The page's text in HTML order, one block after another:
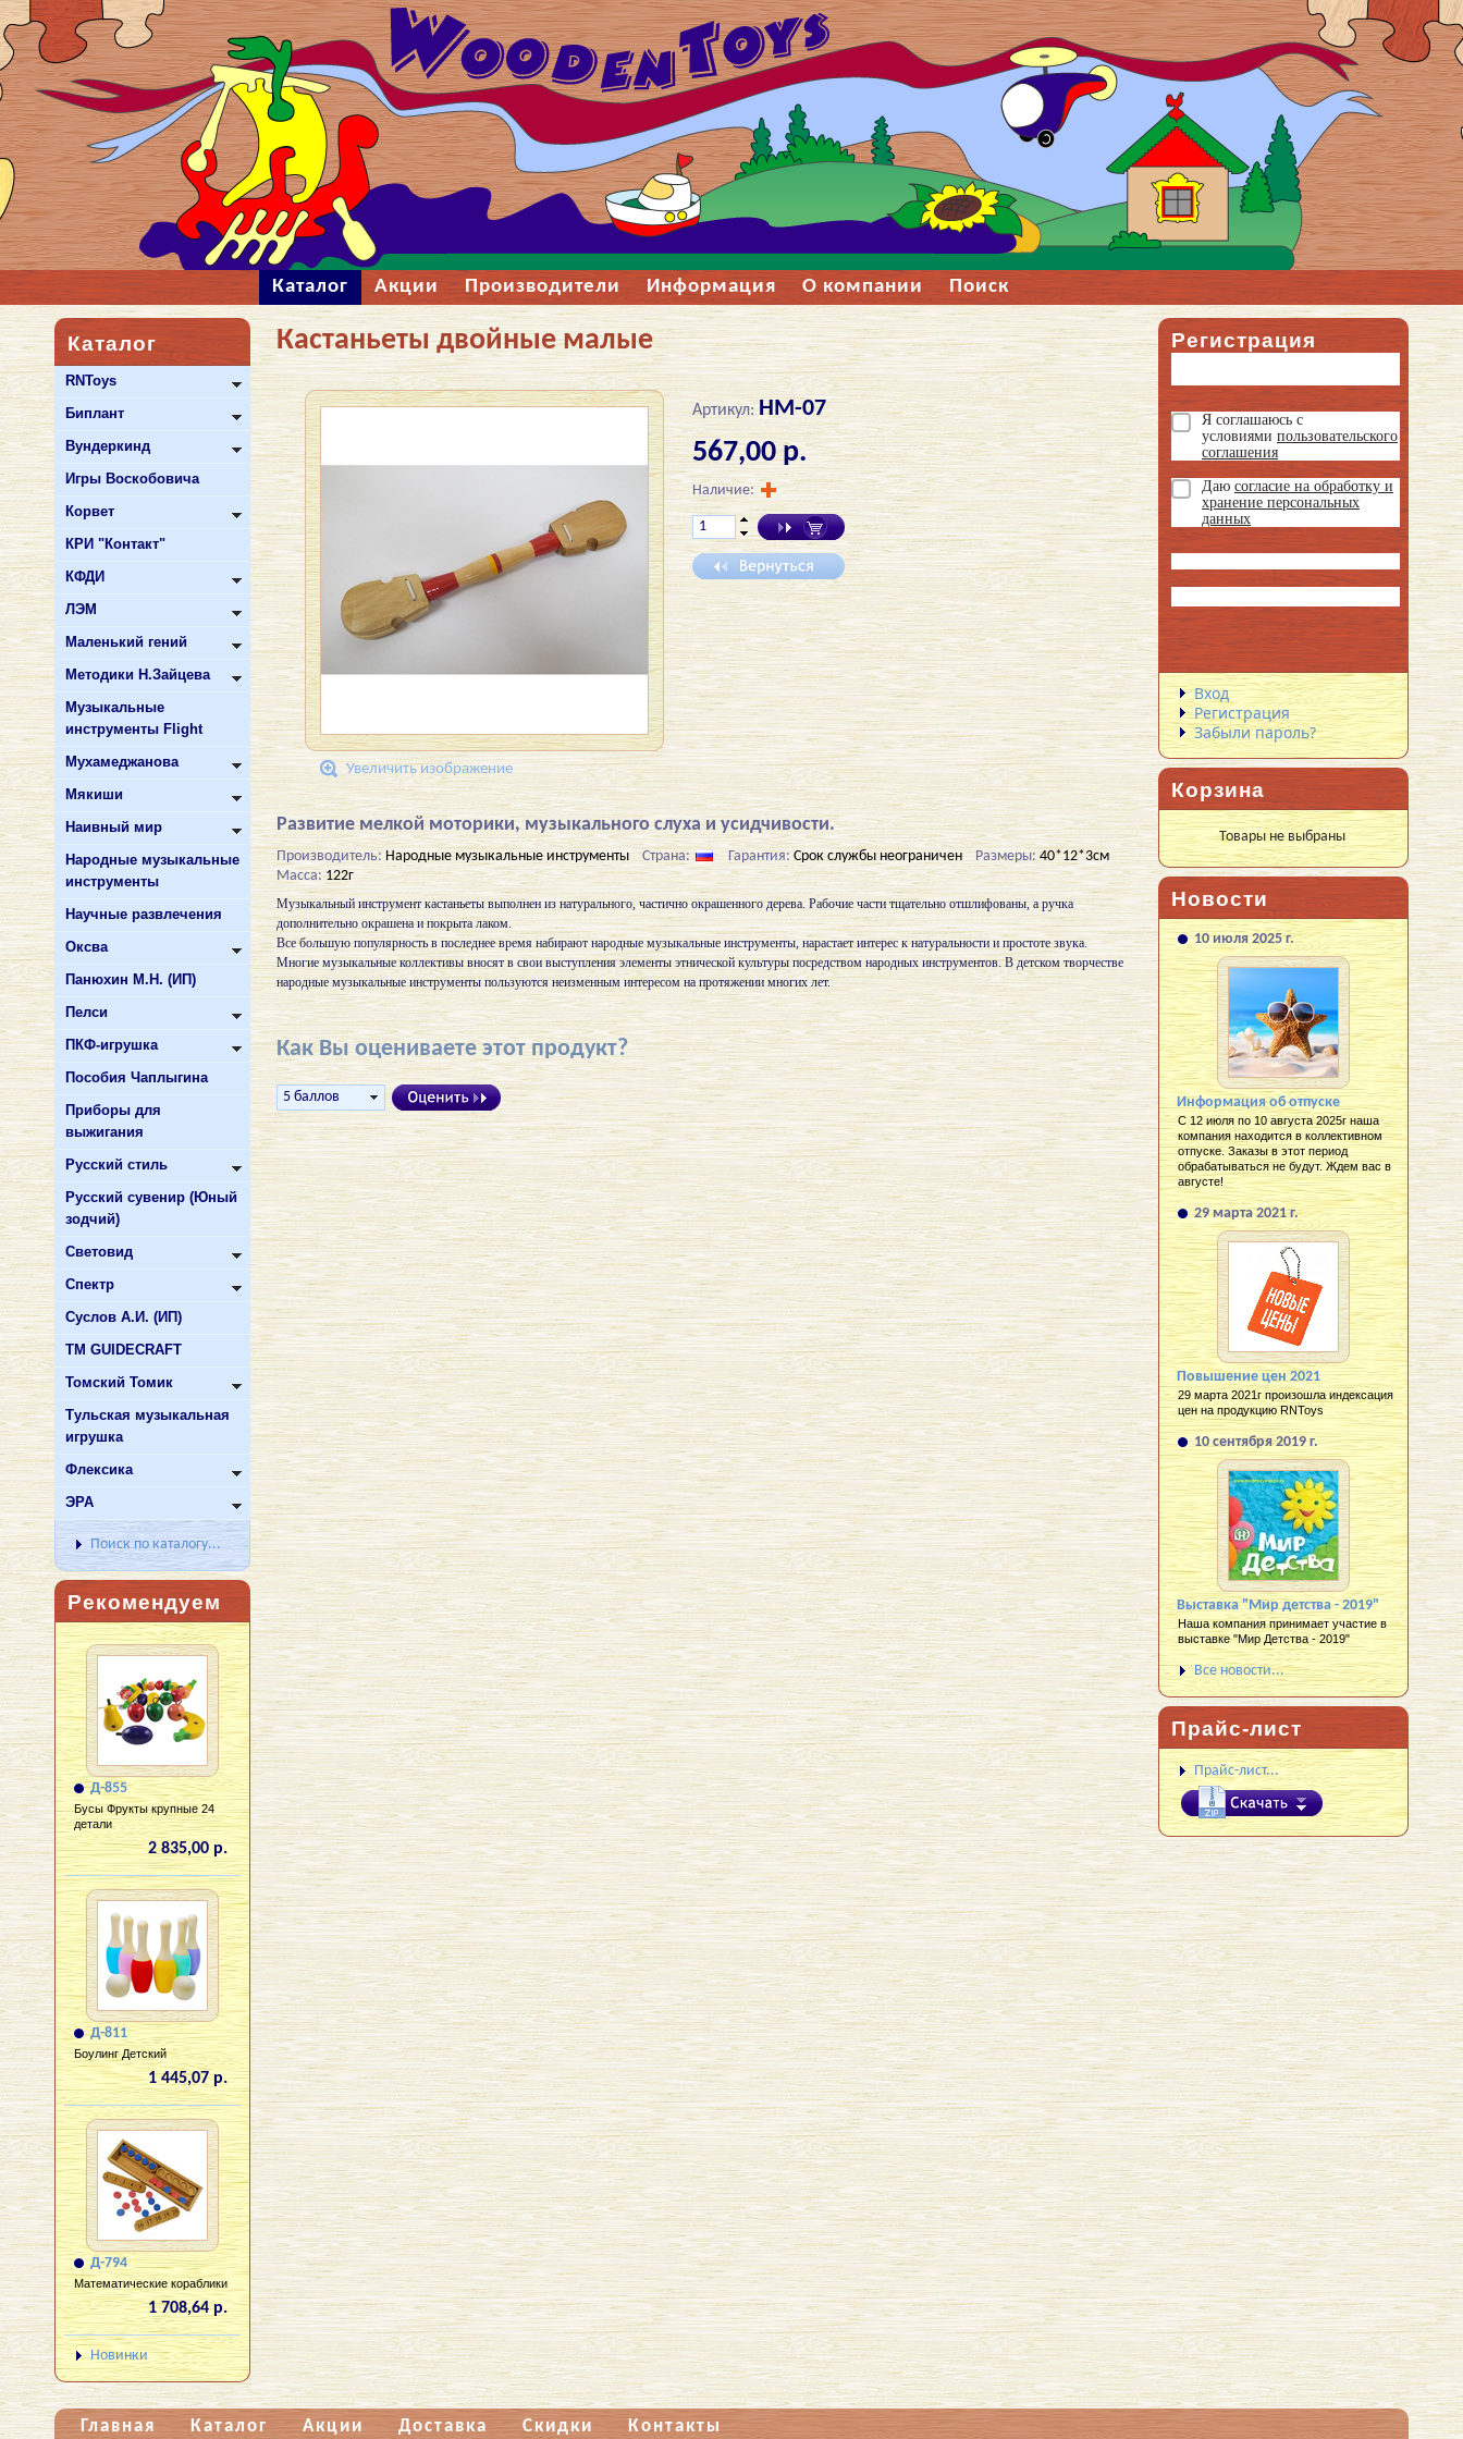
Каталог Акции Производители Информация О компании Поиск
Каталог
RNToys
Биплант
Вундеркинд
Игры Воскобовича
Корвет
КРИ "Контакт"
КФДИ
ЛЭМ
Маленький гений
Методики Н.Зайцева
Музыкальные
инструменты Flight
Мухамеджанова
Мякиши
Наивный мир
Народные музыкальные
инструменты
Научные развлечения
Оксва
Панюхин М.Н. (ИП)
Пелси
ПКФ-игрушка
Пособия Чаплыгина
Приборы для
выжигания
Русский стиль
Русский сувенир (Юный
зодчий)
Световид
Спектр
Суслов А.И. (ИП)
ТМ GUIDECRAFT
Томский Томик
Тульская музыкальная
игрушка
Флексика
ЭРА
Поиск по каталогу...
Рекомендуем
Д-855
Бусы Фрукты крупные 24
детали
2 835,00 р.
Д-811
Боулинг Детский
1 445,07 р.
Д-794
Математические кораблики
1 708,64 р.
Новинки
Кастаньеты двойные малые
Увеличить изображение
Артикул:НМ-07
567,00 р.
Наличие:
Развитие мелкой моторики, музыкального слуха и усидчивости.
Производитель:Народные музыкальные инструменты Страна: Гарантия: Срок службы неограничен Размеры: 40*12*3см
Масса:122г
Музыкальный инструмент кастаньеты выполнен из натурального, частично окрашенного дерева. Рабочие части тщательно отшлифованы, а ручка
дополнительно окрашена и покрыта лаком.
Все большую популярность в последнее время набирают народные музыкальные инструменты, нарастает интерес к натуральности и простоте звука.
Многие музыкальные коллективы вносят в свои выступления элементы этнической культуры посредством народных инструментов. В детском творчестве
народные музыкальные инструменты пользуются неизменным интересом на протяжении многих лет.
Как Вы оцениваете этот продукт?
Регистрация
Я соглашаюсь с
условиями пользовательского
соглашения
Даю согласие на обработку и
хранение персональных
данных
Вход
Регистрация
Забыли пароль?
Корзина
Товары не выбраны
Новости
10 июля 2025 г.
Информация об отпуске
С 12 июля по 10 августа 2025г наша
компания находится в коллективном
отпуске. Заказы в этот период
обрабатываться не будут. Ждем вас в
августе!
29 марта 2021 г.
Повышение цен 2021
29 марта 2021г произошла индексация
цен на продукцию RNToys
10 сентября 2019 г.
Выставка "Мир детства - 2019"
Наша компания принимает участие в
выставке "Мир Детства - 2019"
Все новости...
Прайс-лист
Прайс-лист...
Главная Каталог Акции Доставка Скидки Контакты